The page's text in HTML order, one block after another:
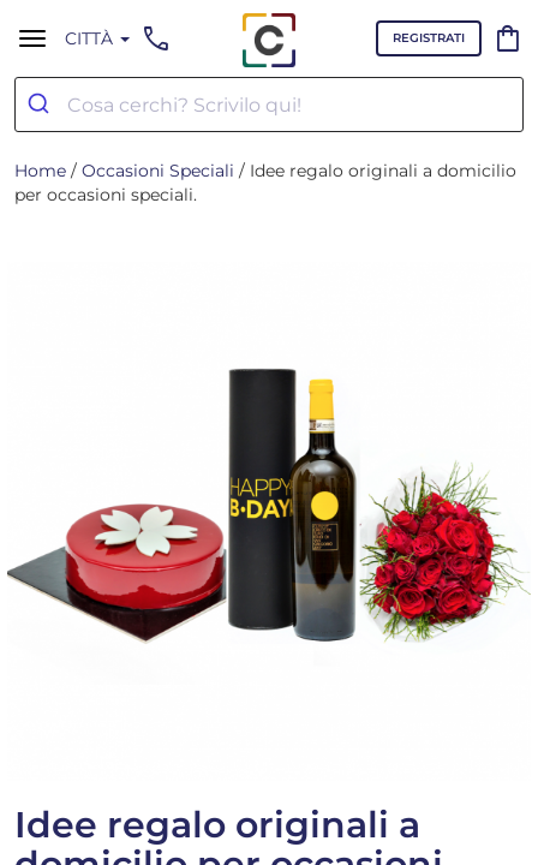
CITTÀ call REGISTRATI shopping_bag
Home / Occasioni Speciali / Idee regalo originali a domicilio
per occasioni speciali.
Idee regalo originali a